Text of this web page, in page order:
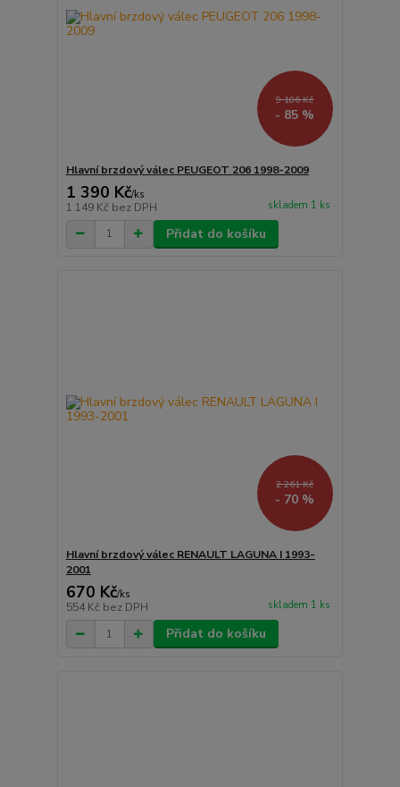
9 106 Kč
- 85 %
Hlavní brzdový válec PEUGEOT 206 1998-2009
1 390 Kč/ks
1 149 Kč bez DPH skladem 1 ks
Přidat do košíku
2 261 Kč
- 70 %
Hlavní brzdový válec RENAULT LAGUNA I 1993-
2001
670 Kč/ks
554 Kč bez DPH skladem 1 ks
Přidat do košíku